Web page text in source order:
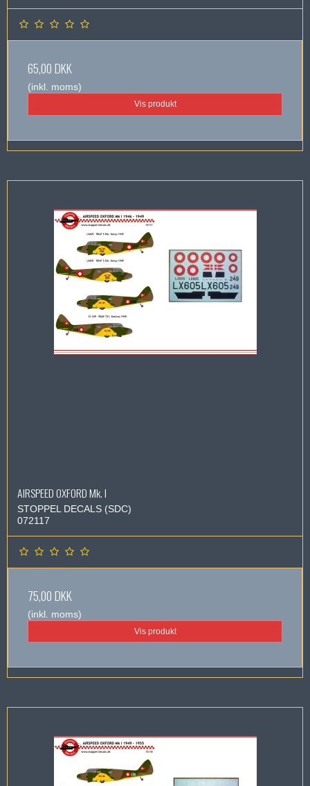
65,00 DKK
(inkl. moms)
Vis produkt
AIRSPEED OXFORD Mk. I
STOPPEL DECALS (SDC)
072117
75,00 DKK
(inkl. moms)
Vis produkt